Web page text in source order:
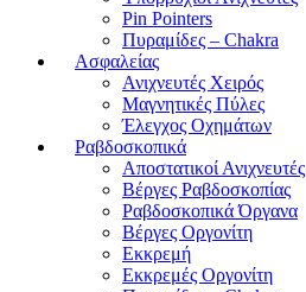
Pin Pointers
Πυραμίδες – Chakra
Ασφαλείας
Ανιχνευτές Χειρός
Μαγνητικές Πύλες
Έλεγχος Οχημάτων
Ραβδοσκοπικά
Αποστατικοί Ανιχνευτές
Βέργες Ραβδοσκοπίας
Ραβδοσκοπικά Όργανα
Βέργες Οργονίτη
Εκκρεμή
Εκκρεμές Οργονίτη